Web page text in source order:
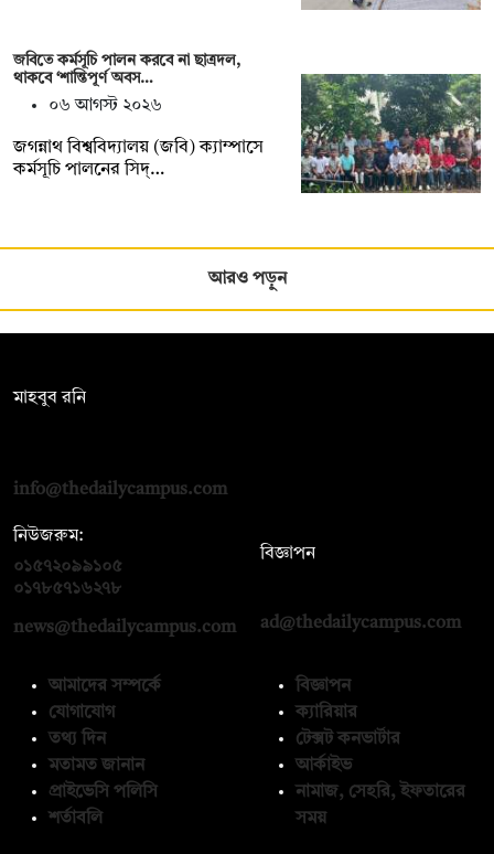
জবিতে কর্মসূচি পালন করবে না ছাত্রদল,
থাকবে ‘শান্তিপূর্ণ অবস…
০৬ আগস্ট ২০২৬
জগন্নাথ বিশ্ববিদ্যালয় (জবি) ক্যাম্পাসে
কর্মসূচি পালনের সিদ্…
আরও পড়ুন
মাহবুব রনি
info@thedailycampus.com
নিউজরুম:
০১৫৭২০৯৯১০৫
০১৭৮৫৭১৬২৭৮
news@thedailycampus.com
বিজ্ঞাপন
ad@thedailycampus.com
আমাদের সম্পর্কে
যোগাযোগ
তথ্য দিন
মতামত জানান
প্রাইভেসি পলিসি
শর্তাবলি
বিজ্ঞাপন
ক্যারিয়ার
টেক্সট কনভার্টার
আর্কাইভ
নামাজ, সেহরি, ইফতারের
সময়